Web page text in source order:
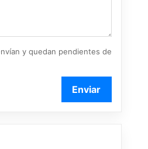
y quedan pendientes de
Enviar